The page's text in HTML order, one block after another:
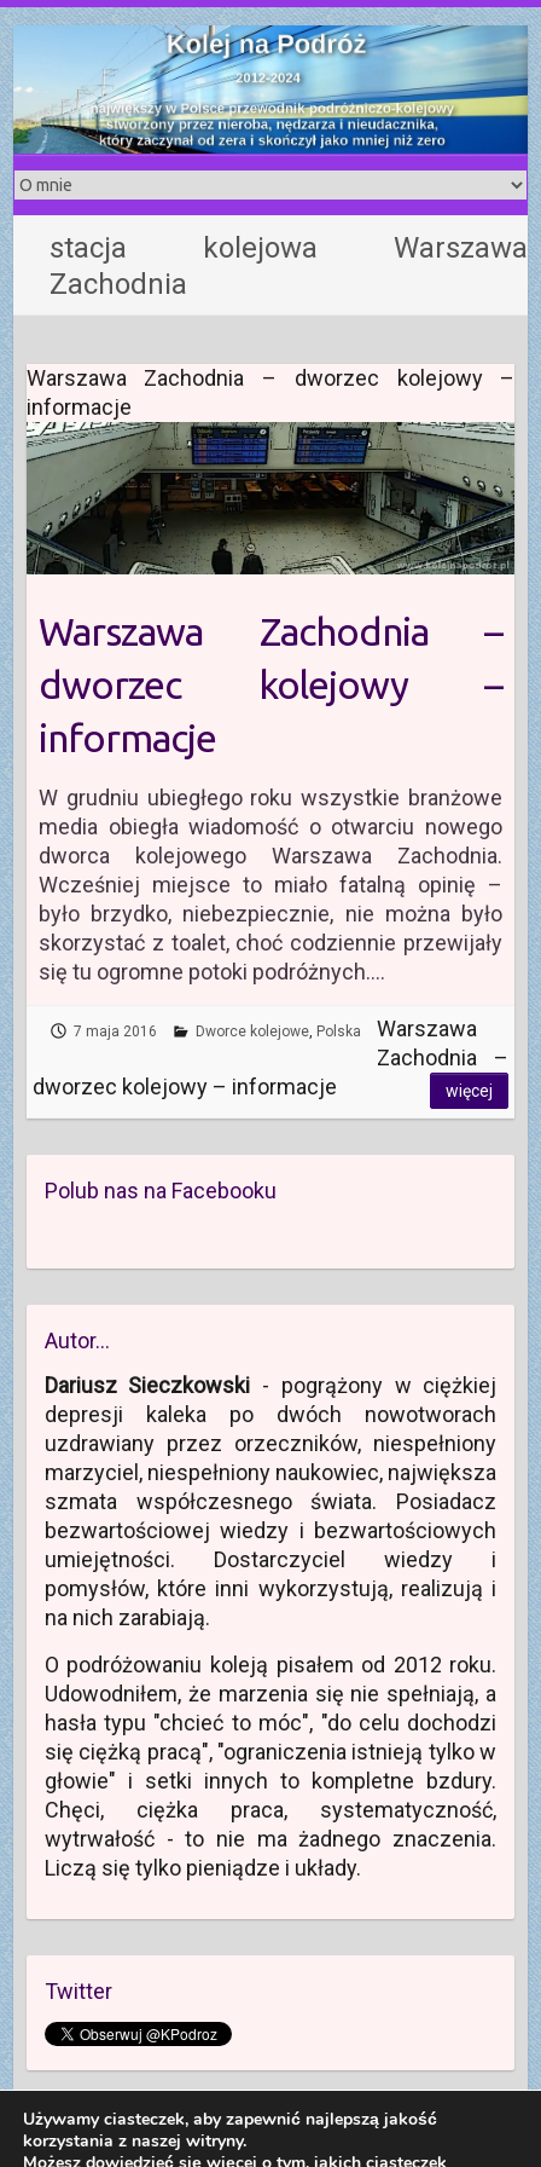
S
k
i
p
t
o
c
o
n
t
e
n
t
stacja kolejowa Warszawa
Zachodnia
Warszawa Zachodnia – dworzec kolejowy –
informacje
Warszawa Zachodnia –
dworzec kolejowy –
informacje
W grudniu ubiegłego roku wszystkie branżowe
media obiegła wiadomość o otwarciu nowego
dworca kolejowego Warszawa Zachodnia.
Wcześniej miejsce to miało fatalną opinię –
było brzydko, niebezpiecznie, nie można było
skorzystać z toalet, choć codziennie przewijały
się tu ogromne potoki podróżnych.…
7 maja 2016 Dworce kolejowe, Polska
Warszawa
Zachodnia –
dworzec kolejowy – informacje
więcej
Polub nas na Facebooku
Autor…
Dariusz Sieczkowski - pogrążony w ciężkiej
depresji kaleka po dwóch nowotworach
uzdrawiany przez orzeczników, niespełniony
marzyciel, niespełniony naukowiec, największa
szmata współczesnego świata. Posiadacz
bezwartościowej wiedzy i bezwartościowych
umiejętności. Dostarczyciel wiedzy i
pomysłów, które inni wykorzystują, realizują i
na nich zarabiają.
O podróżowaniu koleją pisałem od 2012 roku.
Udowodniłem, że marzenia się nie spełniają, a
hasła typu "chcieć to móc", "do celu dochodzi
się ciężką pracą", "ograniczenia istnieją tylko w
głowie" i setki innych to kompletne bzdury.
Chęci, ciężka praca, systematyczność,
wytrwałość - to nie ma żadnego znaczenia.
Liczą się tylko pieniądze i układy.
Twitter
Używamy ciasteczek, aby zapewnić najlepszą jakość
korzystania z naszej witryny.